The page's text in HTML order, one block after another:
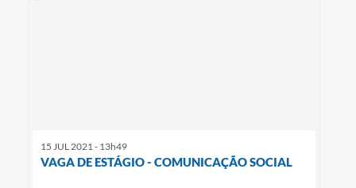
15 JUL 2021 - 13h49
VAGA DE ESTÁGIO - COMUNICAÇÃO SOCIAL